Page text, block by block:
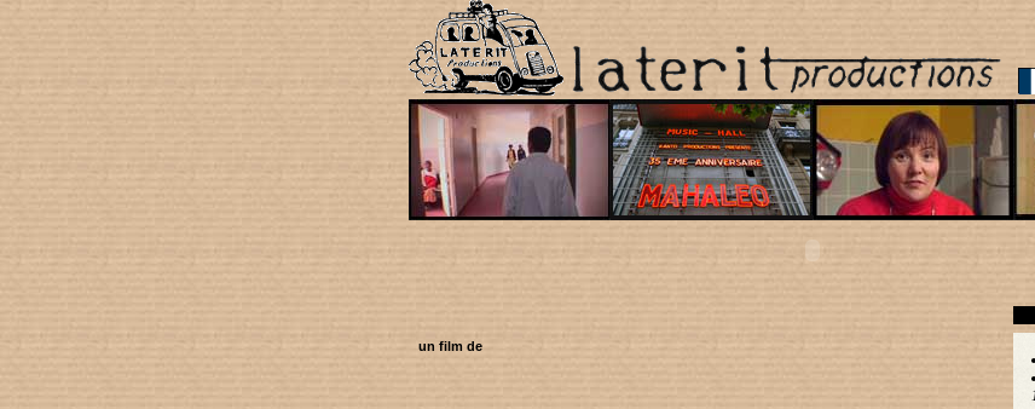
un film de